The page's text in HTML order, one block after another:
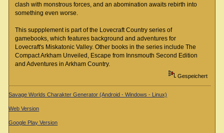
clash with monstrous forces, and an abomination awaits rebirth into
something even worse.
This suppplement is part of the Lovecraft Country series of
gamebooks, which features background and adventures for
Lovecraft's Miskatonic Valley. Other books in the series include The
Compact Arkham Unveiled, Escape from Innsmouth Second Edition
and Adventures in Arkham Country.
Gespeichert
Savage Worlds Charakter Generator (Android - Windows - Linux)
Web Version
Google Play Version